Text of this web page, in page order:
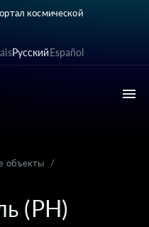
космической
РусскийEspañol
объекты
/
(РН)